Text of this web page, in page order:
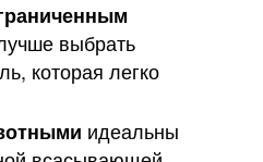
выбрать
которая легко
идеальны